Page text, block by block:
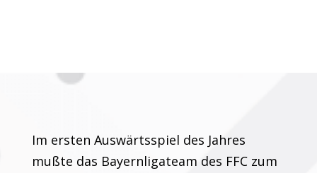
Im ersten Auswärtsspiel des Jahres
mußte das Bayernligateam des FFC zum